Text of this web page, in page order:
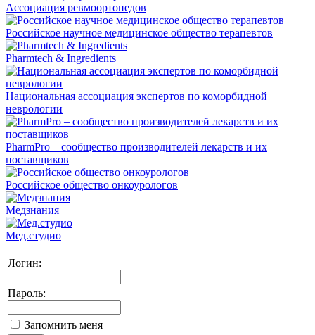
Ассоциация ревмоортопедов
Российское научное медицинское общество терапевтов
Pharmtech & Ingredients
Национальная ассоциация экспертов по коморбидной
неврологии
PharmPro – сообщество производителей лекарств и их
поставщиков
Российское общество онкоурологов
Медзнания
Мед.студио
Логин:
Пароль:
Запомнить меня